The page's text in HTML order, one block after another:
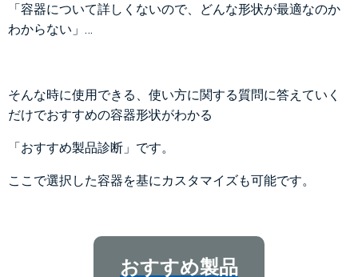
「容器について詳しくないので、どんな形状が最適なのか
わからない」…
そんな時に使用できる、使い方に関する質問に答えていく
だけでおすすめの容器形状がわかる
「おすすめ製品診断」です。
ここで選択した容器を基にカスタマイズも可能です。
おすすめ製品